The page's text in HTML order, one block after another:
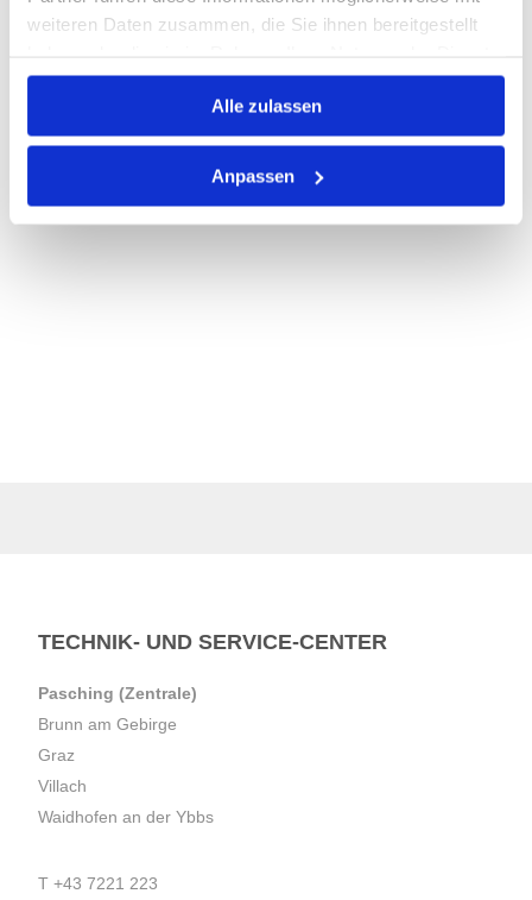
weiteren Daten zusammen, die Sie ihnen bereitgestellt
gesammelt haben.
Alle zulassen
Anpassen
PRODUKTBESCHREIBUNG
ALLE SPEZIFIKATIONEN
TECHNIK- UND SERVICE-CENTER
Pasching (Zentrale)
Brunn am Gebirge
Graz
Villach
Waidhofen an der Ybbs
T +43 7221 223